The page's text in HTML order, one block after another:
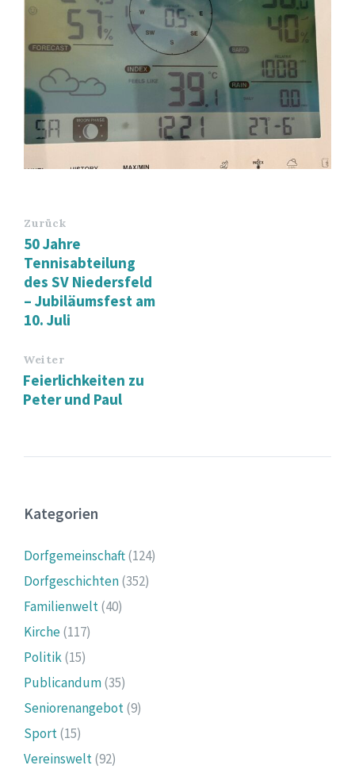
Zurück
50 Jahre
Tennisabteilung
des SV Niedersfeld
– Jubiläumsfest am
10. Juli
Weiter
Feierlichkeiten zu
Peter und Paul
Kategorien
Dorfgemeinschaft(124)
Dorfgeschichten(352)
Familienwelt(40)
Kirche(117)
Politik(15)
Publicandum(35)
Seniorenangebot(9)
Sport(15)
Vereinswelt(92)